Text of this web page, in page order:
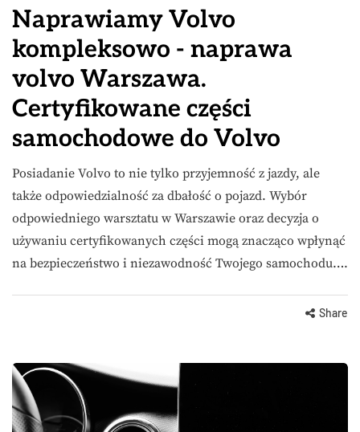
Naprawiamy Volvo
kompleksowo - naprawa
volvo Warszawa.
Certyfikowane części
samochodowe do Volvo
Posiadanie Volvo to nie tylko przyjemność z jazdy, ale
także odpowiedzialność za dbałość o pojazd. Wybór
odpowiedniego warsztatu w Warszawie oraz decyzja o
używaniu certyfikowanych części mogą znacząco wpłynąć
na bezpieczeństwo i niezawodność Twojego samochodu….
Share